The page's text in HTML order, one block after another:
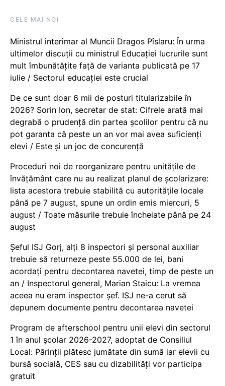
CELE MAI NOI
Ministrul interimar al Muncii Dragos Pîslaru: În urma
ultimelor discuții cu ministrul Educației lucrurile sunt
mult îmbunătățite față de varianta publicată pe 17
iulie / Sectorul educației este crucial
De ce sunt doar 6 mii de posturi titularizabile în
2026? Sorin Ion, secretar de stat: Cifrele arată mai
degrabă o prudență din partea școlilor pentru că nu
pot garanta că peste un an vor mai avea suficienți
elevi / Este și un joc de concurență
Proceduri noi de reorganizare pentru unitățile de
învățământ care nu au realizat planul de școlarizare:
lista acestora trebuie stabilită cu autoritățile locale
până pe 7 august, spune un ordin emis miercuri, 5
august / Toate măsurile trebuie încheiate până pe 24
august
Șeful ISJ Gorj, alți 8 inspectori și personal auxiliar
trebuie să returneze peste 55.000 de lei, bani
acordați pentru decontarea navetei, timp de peste un
an / Inspectorul general, Marian Staicu: La vremea
aceea nu eram inspector șef. ISJ ne-a cerut să
depunem documente pentru decontarea navetei
Program de afterschool pentru unii elevi din sectorul
1 în anul școlar 2026-2027, adoptat de Consiliul
Local: Părinții plătesc jumătate din sumă iar elevii cu
bursă socială, CES sau cu dizabilităţi vor participa
gratuit